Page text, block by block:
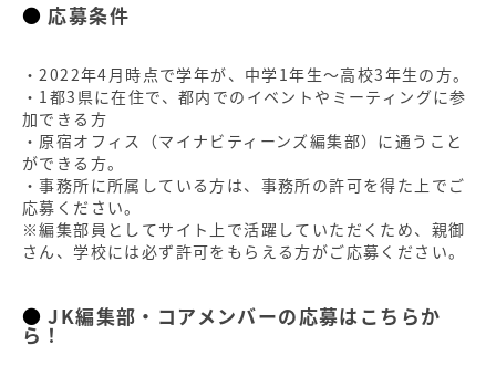
応募条件
・2022年4月時点で学年が、中学1年生～高校3年生の方。
・1都3県に在住で、都内でのイベントやミーティングに参
加できる方
・原宿オフィス（マイナビティーンズ編集部）に通うこと
ができる方。
・事務所に所属している方は、事務所の許可を得た上でご
応募ください。
※編集部員としてサイト上で活躍していただくため、親御
さん、学校には必ず許可をもらえる方がご応募ください。
JK編集部・コアメンバーの応募はこちらか
ら！